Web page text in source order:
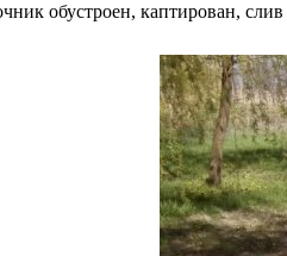
обустроен, каптирован,